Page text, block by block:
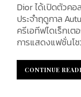
Dior ได้เปิดตัวคอ
ประจำฤดูกาล
ครีเอทีฟไดเร็กเต
การแสดงแฟชั่นโ
มาก โดยการนำ
ได้อย่างลงตัว ซึ่งร
อย่างไรนั้นสามาร
CONTINUE
CONTINUE